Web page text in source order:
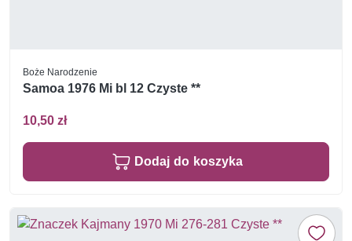
Boże Narodzenie
Samoa 1976 Mi bl 12 Czyste **
10,50 zł
Dodaj do koszyka